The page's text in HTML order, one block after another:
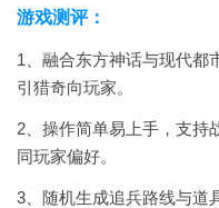
游戏测评：
1、融合东方神话与现代都
引猎奇向玩家。
2、操作简单易上手，支持
同玩家偏好。
3、随机生成追兵路线与道